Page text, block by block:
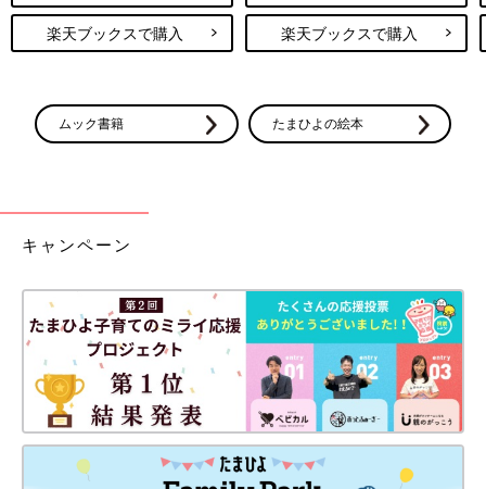
楽天ブックスで購入 楽天ブックスで購入
ムック書籍 たまひよの絵本
キャンペーン